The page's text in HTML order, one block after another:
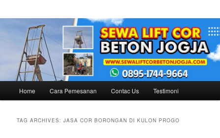
Home Cara Pemesanan Contac Us Testimoni
TAG ARCHIVES:JASA COR BORONGAN DI KULON PROGO